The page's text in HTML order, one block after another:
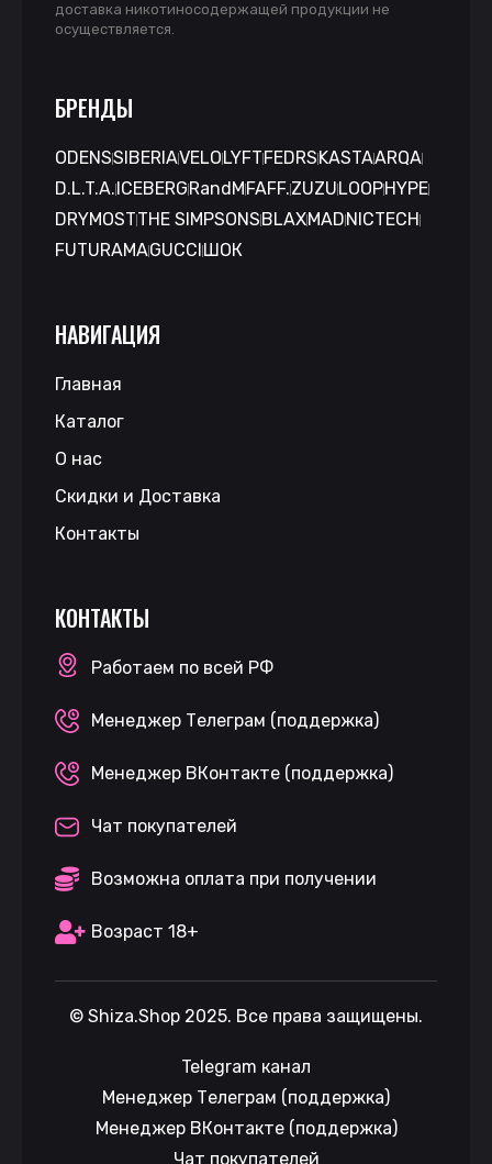
доставка никотиносодержащей продукции не
осуществляется.
БРЕНДЫ
ODENSSIBERIAVELO LYFT FEDRS KASTAARQA
D.L.T.A. ICEBERG RandM FAFF.ZUZU LOOPHYPE
DRYMOSTTHE SIMPSONS BLAXMAD NICTECH
FUTURAMAGUCCI ШОК
НАВИГАЦИЯ
Главная
Каталог
О нас
Скидки и Доставка
Контакты
КОНТАКТЫ
Работаем по всей РФ
Менеджер Телеграм (поддержка)
Менеджер ВКонтакте (поддержка)
Чат покупателей
Возможна оплата при получении
Возраст 18+
© Shiza.Shop 2025. Все права защищены.
Telegram канал
Менеджер Телеграм (поддержка)
Менеджер ВКонтакте (поддержка)
Чат покупателей